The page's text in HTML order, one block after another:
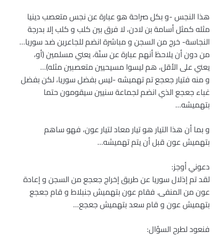
هذا النجس -و بكل صراحة هو عبارة عن نجس متعصب دينيا
مثله كمثل أسامة بن لادن، لا فرق بين كلب و كلب إلا بدرجة
النجاسة- خرج من السجن و مباشرة انضم للجاعرين ضد سوريا…
من دون أن يلاحظ أنهم عبارة عن سنّة، يعني مسلمين (أو،
يعني على الأقل، هم ليسوا مسيحيين متعصبين مثله)…
و منه فتيار جعجع تم تهميشه -ليس بفضل سوريا، لكن بفضل
غباء جعجع الذي انضم لجماعة سنيين سيقومون حتما
بتهميشه…
و بما أن هذا التيار هو تيار معاد لتيار عون، فهو ساهم
بتهميش عون قبل أن يتم تهميشه…
دعوني أوجز:
لقد تم إذلال سوريا عن طريق إخراج جعجع من السجن و إعادة
عون من المنفى. فقام عون بتهميش جنبلاط و قام جعجع
بتهميش عون و قام سعد بتهميش جعجع…
فنعود لطرح السؤال: